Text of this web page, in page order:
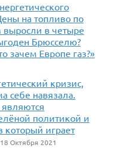
на топливо по
выросли в четыре
Брюсселю?
зачем Европе газ?»
кризис,
себе навязала.
политикой и
который играет
Октября 2021